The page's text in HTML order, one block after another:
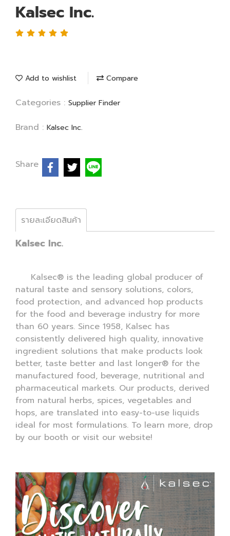
Kalsec Inc.
Add to wishlist Compare
Categories : Supplier Finder
Brand : Kalsec Inc.
Share
รายละเอียดสินค้า
Kalsec Inc.
Kalsec® is the leading global producer of
natural taste and sensory solutions, colors,
food protection, and advanced hop products
for the food and beverage industry for more
than 60 years. Since 1958, Kalsec has
consistently delivered high quality, innovative
ingredient solutions that make products look
better, taste better and last longer® for the
manufactured food, beverage, nutritional and
pharmaceutical markets. Our products, derived
from natural herbs, spices, vegetables and
hops, are translated into easy-to-use liquids
ideal for most formulations. To learn more, drop
by our booth or visit our website!